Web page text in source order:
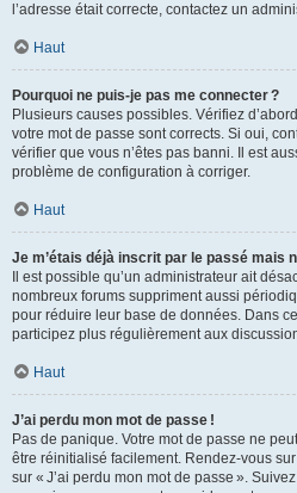
l’adresse était correcte, contactez un
Haut
Pourquoi ne puis-je pas me connecter ?
Plusieurs causes possibles. Vérifiez
votre mot de passe sont corrects. Si oui,
vérifier que vous n’êtes pas banni. Il est
problème de configuration à corriger.
Haut
Je m’étais déjà inscrit par le passé mais
Il est possible qu’un administrateur ait
nombreux forums suppriment aussi
pour réduire leur base de données. Dans
participez plus régulièrement aux
Haut
J’ai perdu mon mot de passe !
Pas de panique. Votre mot de passe ne
être réinitialisé facilement. Rendez-vous
sur « J’ai perdu mon mot de passe ».